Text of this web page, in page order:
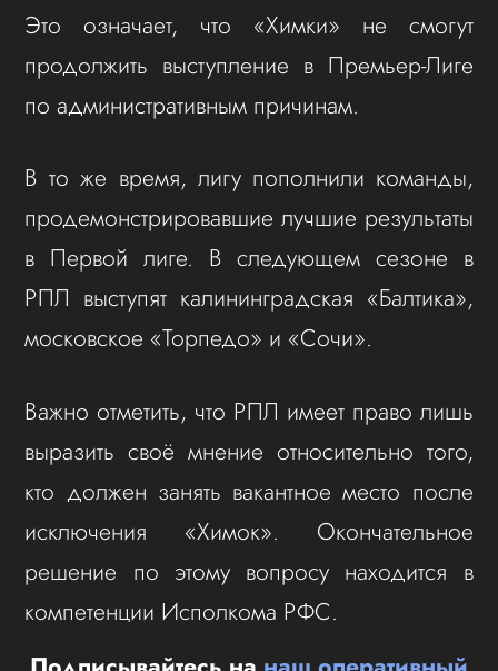
Это означает, что «Химки» не смогут
продолжить выступление в Премьер-Лиге
по административным причинам.
В то же время, лигу пополнили команды,
продемонстрировавшие лучшие результаты
в Первой лиге. В следующем сезоне в
РПЛ выступят калининградская «Балтика»,
московское «Торпедо» и «Сочи».
Важно отметить, что РПЛ имеет право лишь
выразить своё мнение относительно того,
кто должен занять вакантное место после
исключения «Химок». Окончательное
решение по этому вопросу находится в
компетенции Исполкома РФС.